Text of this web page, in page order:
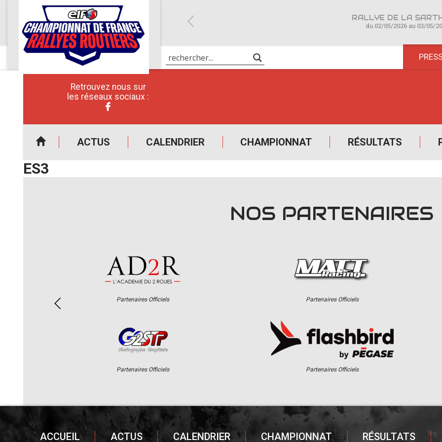
Retrouvez nous sur
les réseaux sociaux :
ACTUS CALENDRIER CHAMPIONNAT RÉSULTATS
du 02/05/2026 au 03/05/
ES3
NOS PARTENAIRES
Partenaires Officiels
Partenaires Officiels
Partenaires Officiels
Partenaires Officiels
ACCUEIL ACTUS CALENDRIER CHAMPIONNAT RÉSULTATS